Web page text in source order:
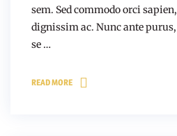
sem. Sed commodo orci
dignissim ac. Nunc ante
se …
READ MORE